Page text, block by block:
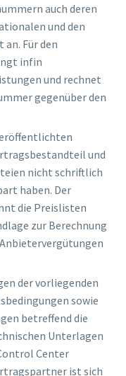
auch deren
und den
Für den
infin
und rechnet
gegenüber den
und
nicht schriftlich
haben. Der
die Preislisten
zur Berechnung
der vorliegenden
sowie
betreffend die
Unterlagen
Center
ist sich